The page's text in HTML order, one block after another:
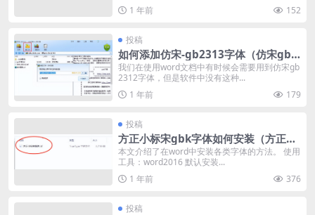
1 年前
152
投稿
如何添加仿宋-gb2313字体（仿宋gb2
312字体安装教程）
我们在使用word文档中有时候会需要用到仿宋gb
2312字体，但是软件中没有这种...
1 年前
179
投稿
方正小标宋gbk字体如何安装（方正小
标宋字体详细安装教程）
本文介绍了在word中安装各类字体的方法。 使用
工具：word2016 默认安装...
1 年前
376
投稿